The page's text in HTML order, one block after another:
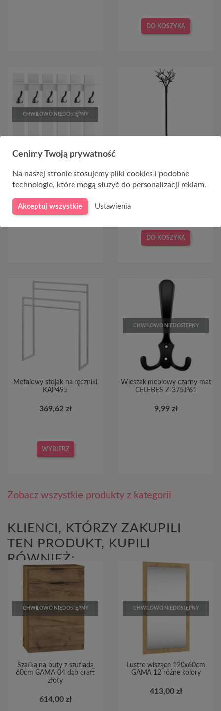
DO KOSZYKA
CHWILOWO NIEDOSTĘPNY
Biały wieszak do przedpokoju
120cm GAMA 17
474,00 zł
Wieszak na ubrania na
przedpokój W56 czarny
DO KOSZYKA
Metalowy stojak na ręczniki
KAP495
369,62 zł
WYBIERZ
CHWILOWO NIEDOSTĘPNY
Wieszak meblowy czarny mat
CELEBES Z-375.P61
9,99 zł
Zobacz wszystkie produkty z kategorii
KLIENCI, KTÓRZY ZAKUPILI
TEN PRODUKT, KUPILI
RÓWNIEŻ:
CHWILOWO NIEDOSTĘPNY
Szafka na buty z szufladą
60cm GAMA 04 dąb craft
złoty
614,00 zł
CHWILOWO NIEDOSTĘPNY
Lustro wiszące 120x60cm
GAMA 12 różne kolory
413,00 zł
Cenimy Twoją prywatność
Na naszej stronie stosujemy pliki cookies i podobne
technologie, które mogą służyć do personalizacji reklam.
Akceptuj wszystkie Ustawienia